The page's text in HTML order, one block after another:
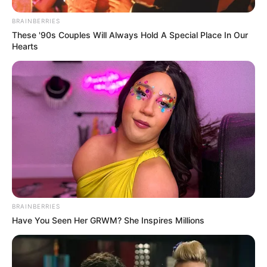
Dans cette liste il y a peut-être le meilleur pronostic PMU
du jour, ci-après retrouvez la sélection des principaux
Aisne Nouvelle : 5 – 2 – 10 – 13 – 11 – 9 – 4 – 12
Bilto : 5 – 2 – 4 – 9 – 13 – 11 – 1 – 6
CanalTurf : 4 – 5 – 11 – 10 – 13 – 2 – 9 – 14
Dauphiné-Libéré : 6 – 5 – 2 – 4 – 14 – 13 – 9 – 11
Equidia : 2 – 10 – 6 – 11 – 14 – 13 – 5 – 4
Europe 1 : 11 – 13 – 14 – 9 – 2 – 5 – 4 – 10
Geny Courses : 2 – 10 – 5 – 9 – 13 – 4 – 11 – 6
L’indépendant : 11 – 6 – 2 – 1 – 5 – 9 – 13 – 10
La Dépêche : 5 – 9 – 2 – 11 – 13 – 14 – 4 – 6
Le Matin de Lausanne : 5 – 2 – 10 – 1 – 11 – 4 – 9 – 14
Le Parisien : 2 – 10 – 9 – 11 – 13 – 4 – 5 – 6
Suite des Pronostics en or de la presse PMU pour
le Quinté du jour
BRAINBERRIES
These '90s Couples Will Always Hold A Special Place In Our
Hearts
BRAINBERRIES
Have You Seen Her GRWM? She Inspires Millions